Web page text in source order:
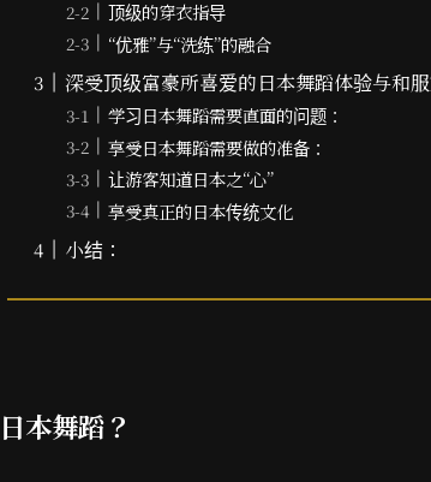
顶级的穿衣指导
“优雅”与“洗练”的融合
深受顶级富豪所喜爱的日本舞蹈体验与和服
学习日本舞蹈需要直面的问题：
享受日本舞蹈需要做的准备：
让游客知道日本之“心”
享受真正的日本传统文化
小结：
本舞蹈？